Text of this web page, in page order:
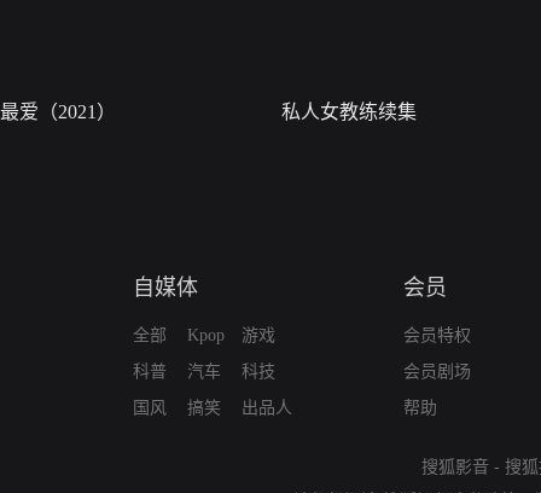
最爱（2021） 私人女教练续集
自媒体
全部
科普
国风
Kpop
汽车
搞笑
游戏
科技
出品人
会员
会员特权
会员剧场
帮助
搜狐影音 - 搜